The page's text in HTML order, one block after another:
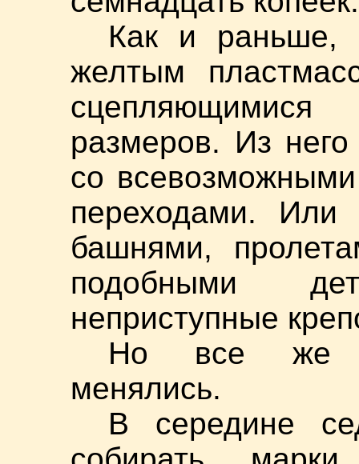
Как и раньше,
желтым
размеров. Из
со
переходами. Или
башнями,
подобными
неприступные
Но все же
менялись.
В середине